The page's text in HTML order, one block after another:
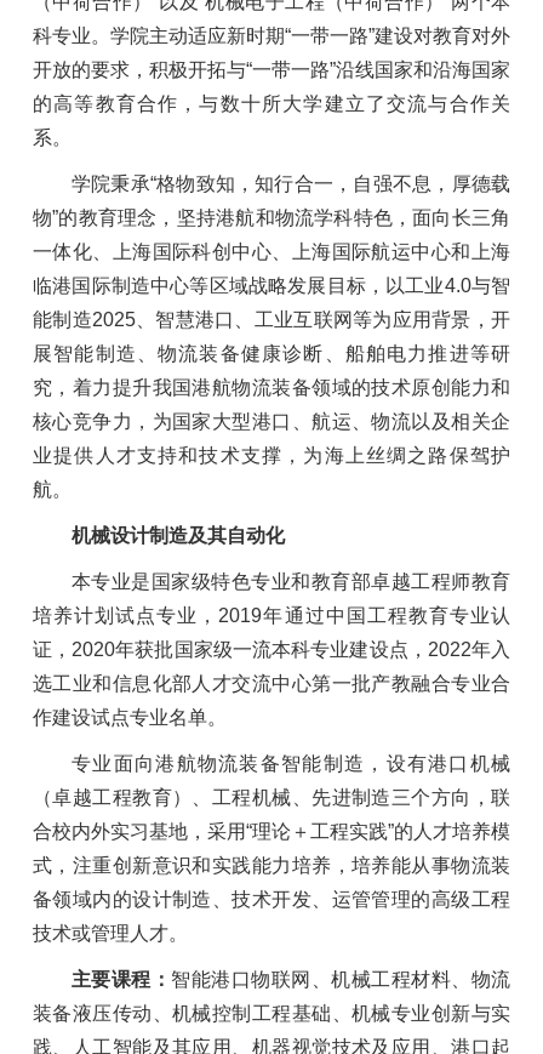
科专业。学院主动适应新时期“一带一路”建设对教育对外
开放的要求，积极开拓与“一带一路”沿线国家和沿海国家
的高等教育合作，与数十所大学建立了交流与合作关
系。
学院秉承“格物致知，知行合一，自强不息，厚德载
物”的教育理念，坚持港航和物流学科特色，面向长三角
一体化、上海国际科创中心、上海国际航运中心和上海
临港国际制造中心等区域战略发展目标，以工业4.0与智
能制造2025、智慧港口、工业互联网等为应用背景，开
展智能制造、物流装备健康诊断、船舶电力推进等研
究，着力提升我国港航物流装备领域的技术原创能力和
核心竞争力，为国家大型港口、航运、物流以及相关企
业提供人才支持和技术支撑，为海上丝绸之路保驾护
航。
机械设计制造及其自动化
本专业是国家级特色专业和教育部卓越工程师教育
培养计划试点专业，2019年通过中国工程教育专业认
证，2020年获批国家级一流本科专业建设点，2022年入
选工业和信息化部人才交流中心第一批产教融合专业合
作建设试点专业名单。
专业面向港航物流装备智能制造，设有港口机械
（卓越工程教育）、工程机械、先进制造三个方向，联
合校内外实习基地，采用“理论＋工程实践”的人才培养模
式，注重创新意识和实践能力培养，培养能从事物流装
备领域内的设计制造、技术开发、运管管理的高级工程
技术或管理人才。
主要课程： 智能港口物联网、机械工程材料、物流
装备液压传动、机械控制工程基础、机械专业创新与实
践、人工智能及其应用、机器视觉技术及应用、港口起